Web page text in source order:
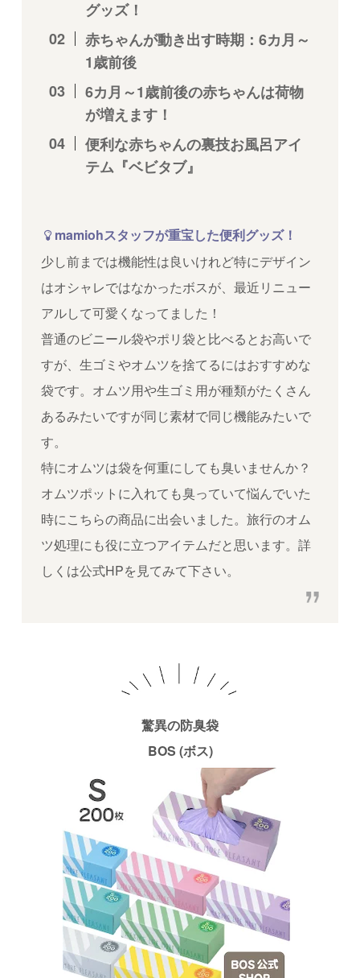
グッズ！
赤ちゃんが動き出す時期：6カ月～
1歳前後
6カ月～1歳前後の赤ちゃんは荷物
が増えます！
便利な赤ちゃんの裏技お風呂アイ
テム『ベビタブ』
mamiohスタッフが重宝した便利グッズ！
少し前までは機能性は良いけれど特にデザイン
はオシャレではなかったボスが、最近リニュー
アルして可愛くなってました！
普通のビニール袋やポリ袋と比べるとお高いで
すが、生ゴミやオムツを捨てるにはおすすめな
袋です。オムツ用や生ゴミ用が種類がたくさん
あるみたいですが同じ素材で同じ機能みたいで
す。
特にオムツは袋を何重にしても臭いませんか？
オムツポットに入れても臭っていて悩んでいた
時にこちらの商品に出会いました。旅行のオム
ツ処理にも役に立つアイテムだと思います。詳
しくは公式HPを見てみて下さい。
驚異の防臭袋
BOS (ボス)